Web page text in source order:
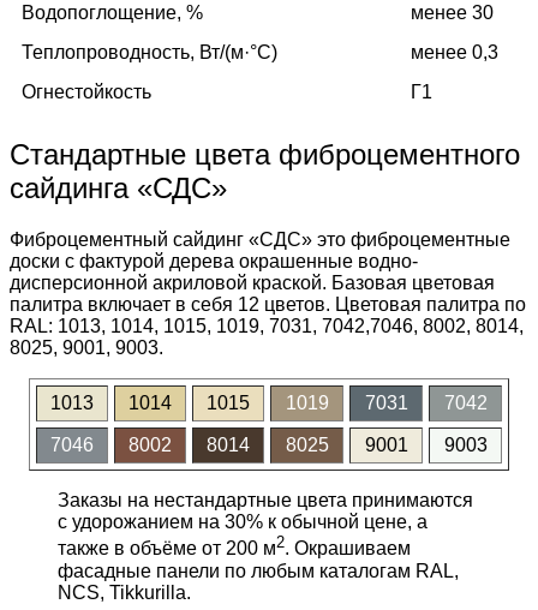
Водопоглощение, %
менее 30
Теплопроводность, Вт/(м·°C)
менее 0,3
Огнестойкость
Г1
Стандартные цвета фиброцементного
сайдинга «СДС»
Фиброцементный сайдинг «СДС» это фиброцементные
доски с фактурой дерева окрашенные водно-
дисперсионной акриловой краской. Базовая цветовая
палитра включает в себя 12 цветов. Цветовая палитра по
RAL: 1013, 1014, 1015, 1019, 7031, 7042,7046, 8002, 8014,
8025, 9001, 9003.
1013 1014 1015 1019 7031 7042
7046 8002 8014 8025 9001 9003
Заказы на нестандартные цвета принимаются
с удорожанием на 30% к обычной цене, а
также в объёме от 200 м2. Окрашиваем
фасадные панели по любым каталогам RAL,
NCS, Tikkurilla.